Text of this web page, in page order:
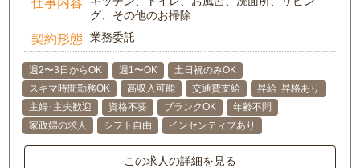
グ、その他のお掃除
契約形態 業務委託
週2〜3日からOK 週1〜OK
土日祝のみOK
スキマ時間勤務OK
高収入可能 交通費支給
昇給･昇格あり
主婦･主夫歓迎
資格不要 ブランクOK
年齢不問
家政婦の求人
シフト自由 インセンティブあり
この求人の詳細を見る